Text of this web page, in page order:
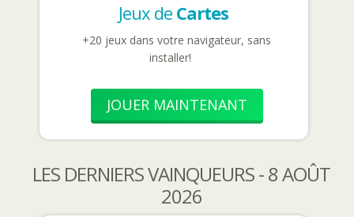
Jeux de Cartes
+20 jeux dans votre navigateur, sans
installer!
JOUER MAINTENANT
LES DERNIERS VAINQUEURS - 8 AOÛT
2026